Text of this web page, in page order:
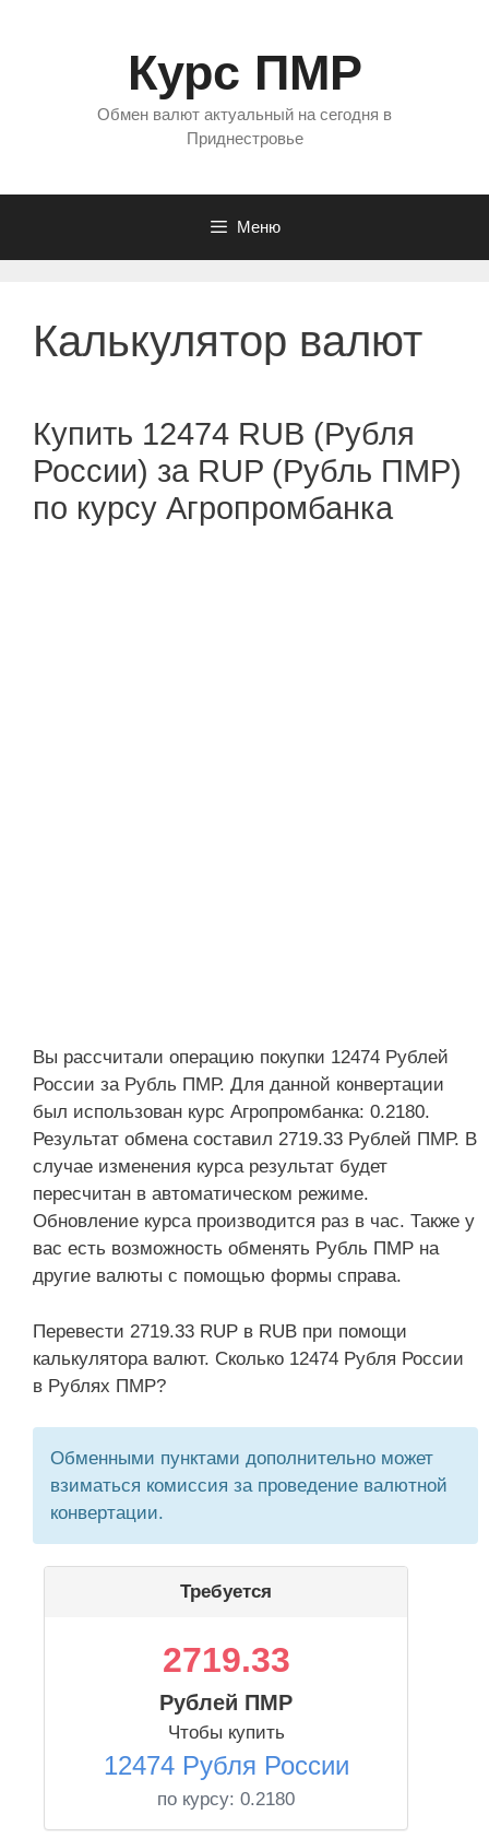
Курс ПМР
Обмен валют актуальный на сегодня в
Приднестровье
Меню
Калькулятор валют
Купить 12474 RUB (Рубля
России) за RUP (Рубль ПМР)
по курсу Агропромбанка
Вы рассчитали операцию покупки 12474 Рублей
России за Рубль ПМР. Для данной конвертации
был использован курс Агропромбанка: 0.2180.
Результат обмена составил 2719.33 Рублей ПМР. В
случае изменения курса результат будет
пересчитан в автоматическом режиме.
Обновление курса производится раз в час. Также у
вас есть возможность обменять Рубль ПМР на
другие валюты с помощью формы справа.
Перевести 2719.33 RUP в RUB при помощи
калькулятора валют. Сколько 12474 Рубля России
в Рублях ПМР?
Обменными пунктами дополнительно может
взиматься комиссия за проведение валютной
конвертации.
Требуется
2719.33
Рублей ПМР
Чтобы купить
12474 Рубля России
по курсу: 0.2180